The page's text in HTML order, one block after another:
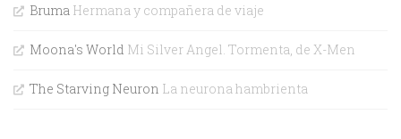
Bruma Hermana y compañera de viaje
Moona's World Mi Silver Angel. Tormenta, de X-Men
The Starving Neuron La neurona hambrienta